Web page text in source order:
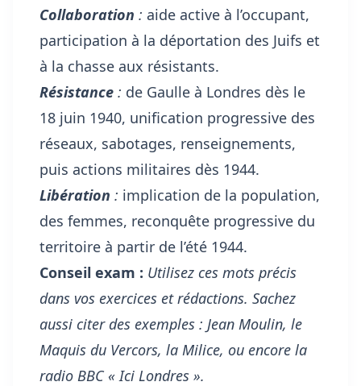
Collaboration : aide active à l’occupant,
participation à la déportation des Juifs et
à la chasse aux résistants.
Résistance : de Gaulle à Londres dès le
18 juin 1940, unification progressive des
réseaux, sabotages, renseignements,
puis actions militaires dès 1944.
Libération : implication de la population,
des femmes, reconquête progressive du
territoire à partir de l’été 1944.
Conseil exam : Utilisez ces mots précis
dans vos exercices et rédactions. Sachez
aussi citer des exemples : Jean Moulin, le
Maquis du Vercors, la Milice, ou encore la
radio BBC « Ici Londres ».